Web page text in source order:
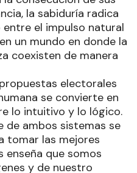
la sabiduría radica
el impulso natural
un mundo en donde la
coexisten de manera
electorales
se convierte en
lo intuitivo y lo lógico.
de ambos sistemas se
tomar las mejores
enseña que somos
y de nuestro